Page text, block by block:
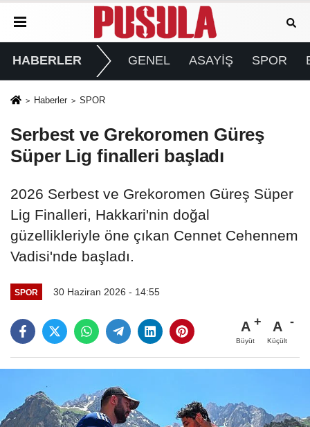
HABERLER GENEL ASAYİŞ SPOR
Haberler SPOR
Serbest ve Grekoromen Güreş
Süper Lig finalleri başladı
2026 Serbest ve Grekoromen Güreş Süper
Lig Finalleri, Hakkari'nin doğal
güzellikleriyle öne çıkan Cennet Cehennem
Vadisi'nde başladı.
SPOR 30 Haziran 2026 - 14:55
A
Büyüt
A
Küçült